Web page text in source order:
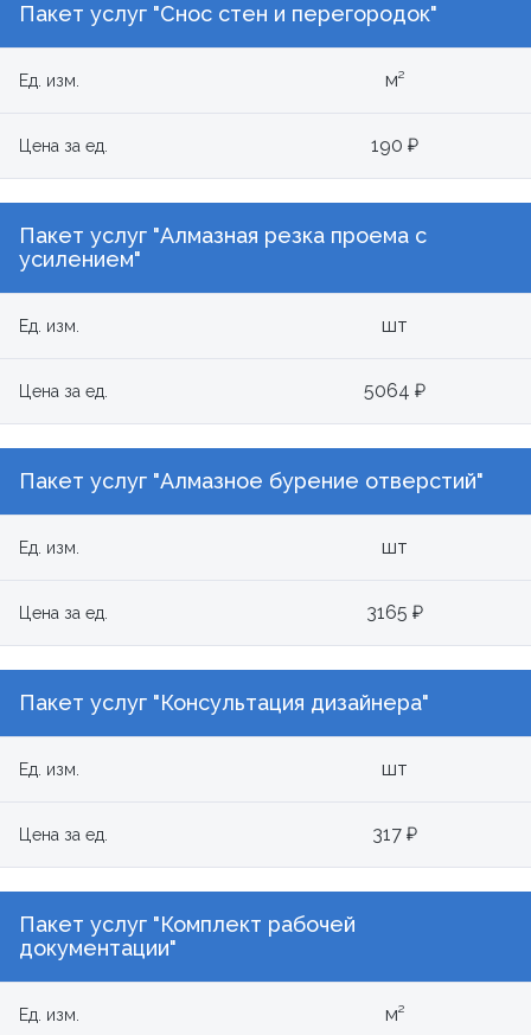
Пакет услуг "Снос стен и перегородок"
Ед. изм. м²
Цена за ед. 190 ₽
Пакет услуг "Алмазная резка проема с
усилением"
Ед. изм. шт
Цена за ед. 5064 ₽
Пакет услуг "Алмазное бурение отверстий"
Ед. изм. шт
Цена за ед. 3165 ₽
Пакет услуг "Консультация дизайнера"
Ед. изм. шт
Цена за ед. 317 ₽
Пакет услуг "Комплект рабочей
документации"
Ед. изм. м²